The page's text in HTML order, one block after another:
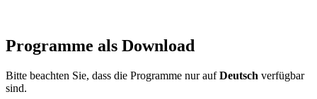
Programme als Download
Bitte beachten Sie, dass die Programme nur aufDeutsch verfügbar
sind.